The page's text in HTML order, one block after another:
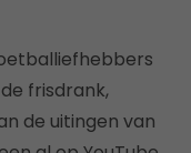
frisdrank,
de uitingen van